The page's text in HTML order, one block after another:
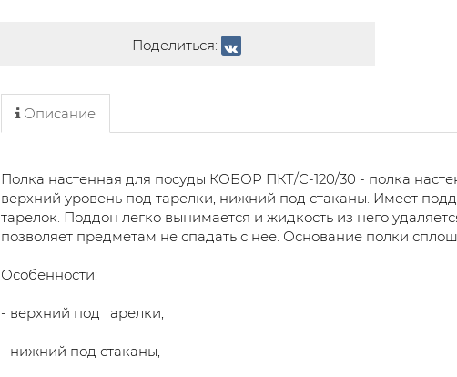
Поделиться:
Описание
Полка настенная для посуды КОБОР ПКТ/С-120/30 - полка
верхний уровень под тарелки, нижний под стаканы. Имеет
тарелок. Поддон легко вынимается и жидкость из него
позволяет предметам не спадать с нее. Основание полки
Особенности:
- верхний под тарелки,
- нижний под стаканы,